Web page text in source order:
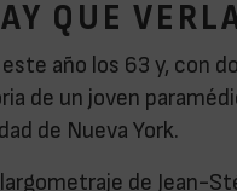
QUE
año los 63 y, con
de un joven
de Nueva York.
de Jean-